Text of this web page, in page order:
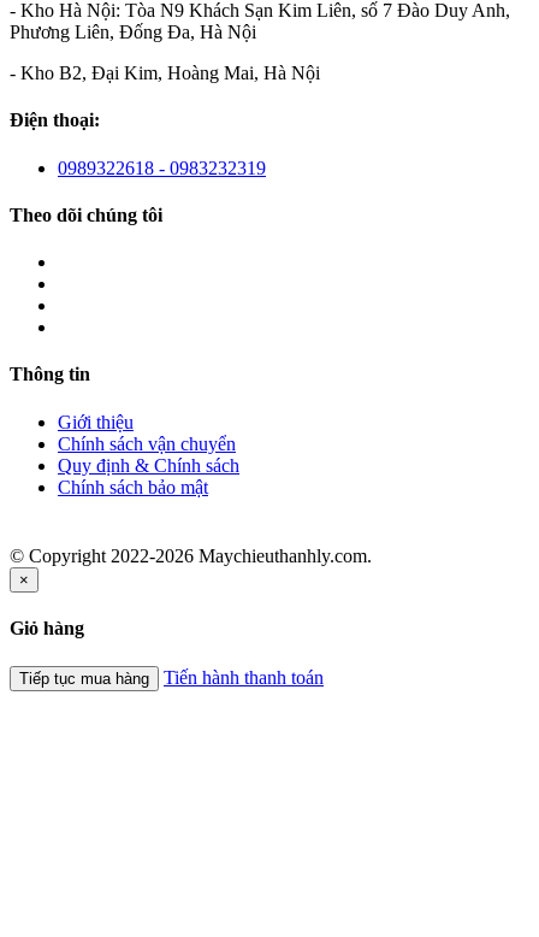
- Kho Hà Nội: Tòa N9 Khách Sạn Kim Liên, số 7 Đào Duy Anh,
Phương Liên, Đống Đa, Hà Nội
- Kho B2, Đại Kim, Hoàng Mai, Hà Nội
Điện thoại:
0989322618 - 0983232319
Theo dõi chúng tôi
Thông tin
Giới thiệu
Chính sách vận chuyển
Quy định & Chính sách
Chính sách bảo mật
© Copyright 2022-2026 Maychieuthanhly.com.
×
Giỏ hàng
Tiếp tục mua hàng Tiến hành thanh toán